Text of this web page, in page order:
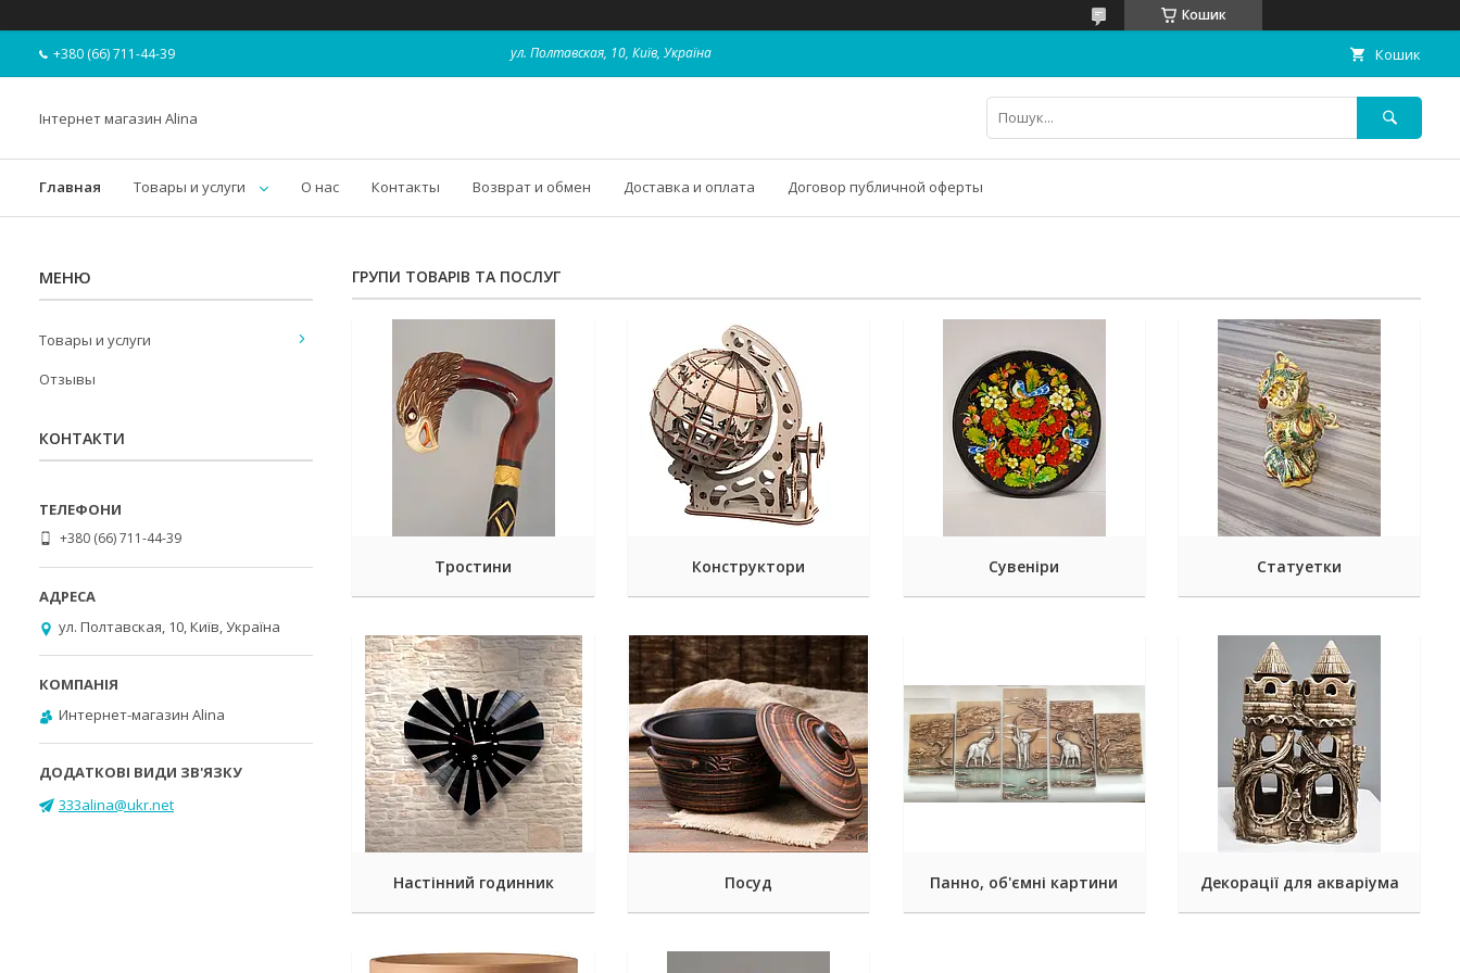
Кошик
+380 (66) 711-44-39 ул. Полтавская, 10, Київ, Україна Кошик
Інтернет магазин Alina
Главная Товары и услуги О нас Контакты Возврат и обмен Доставка и оплата Договор публичной оферты
ГРУПИ ТОВАРІВ ТА ПОСЛУГ
Тростини Конструктори Сувеніри Статуетки
Настінний годинник Посуд Панно, об'ємні картини Декорації для акваріума
Товары и услуги
Отзывы
КОНТАКТИ
+380 (66) 711-44-39
ул. Полтавская, 10, Київ, Україна
Интернет-магазин Alina
333alina@ukr.net